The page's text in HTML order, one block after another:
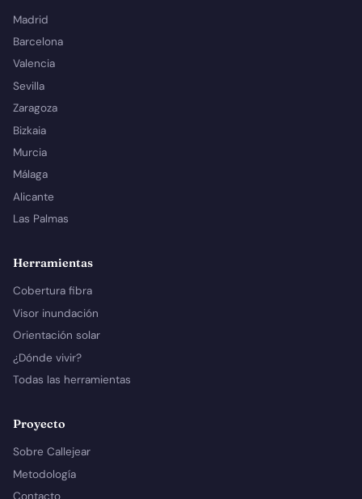
Madrid
Barcelona
Valencia
Sevilla
Zaragoza
Bizkaia
Murcia
Málaga
Alicante
Las Palmas
Herramientas
Cobertura fibra
Visor inundación
Orientación solar
¿Dónde vivir?
Todas las herramientas
Proyecto
Sobre Callejear
Metodología
Contacto